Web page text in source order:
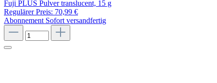
Fuji PLUS Pulver translucent, 15 g
Regulärer Preis: 70,99 €
Abonnement Sofort versandfertig